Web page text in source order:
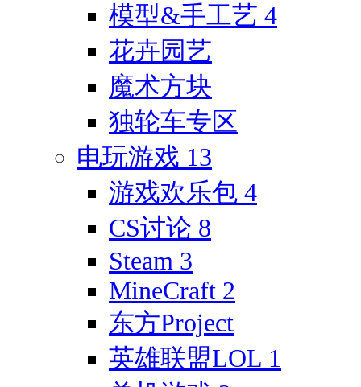
模型&手工艺 4
花卉园艺
魔术方块
独轮车专区
电玩游戏 13
游戏欢乐包 4
CS讨论 8
Steam 3
MineCraft 2
东方Project
英雄联盟LOL 1